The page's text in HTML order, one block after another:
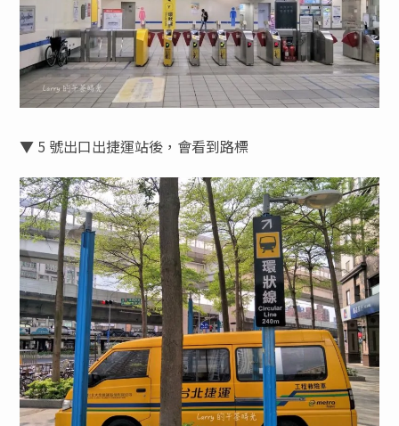
▼ 5 號出口出捷運站後，會看到路標